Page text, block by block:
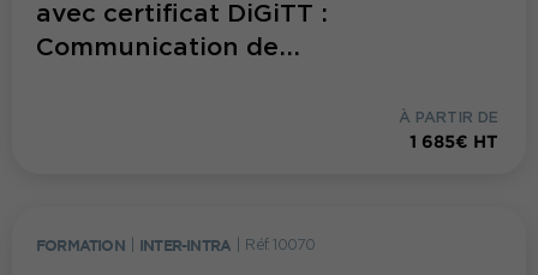
avec certificat DiGiTT :
Communication de...
À PARTIR DE
1 685€ HT
FORMATION INTER-INTRA Réf. 10070